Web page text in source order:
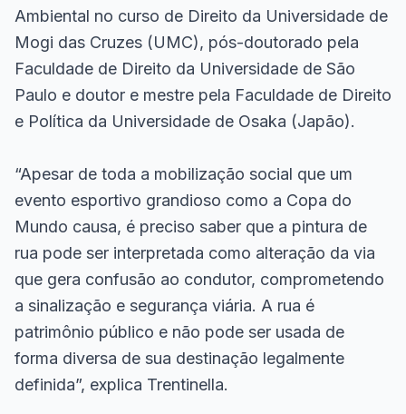
Ambiental no curso de Direito da Universidade de
Mogi das Cruzes (UMC), pós-doutorado pela
Faculdade de Direito da Universidade de São
Paulo e doutor e mestre pela Faculdade de Direito
e Política da Universidade de Osaka (Japão).
“Apesar de toda a mobilização social que um
evento esportivo grandioso como a Copa do
Mundo causa, é preciso saber que a pintura de
rua pode ser interpretada como alteração da via
que gera confusão ao condutor, comprometendo
a sinalização e segurança viária. A rua é
patrimônio público e não pode ser usada de
forma diversa de sua destinação legalmente
definida”, explica Trentinella.